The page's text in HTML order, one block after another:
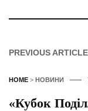
PREVIOUS
HOME > НОВИНИ
«Кубок